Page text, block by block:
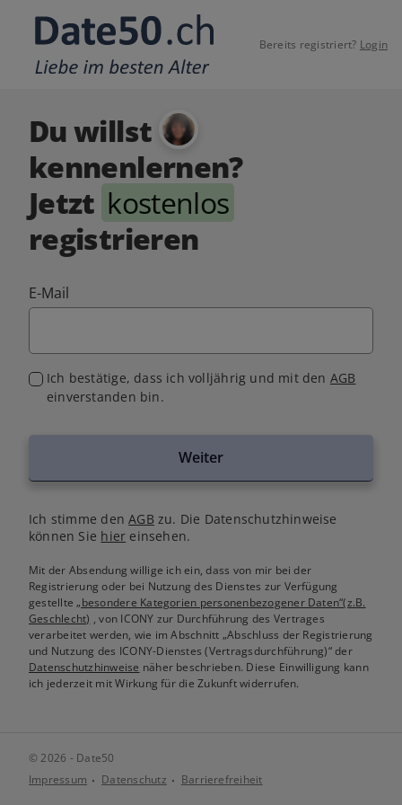
Bereits registriert? Login
Du willst
kennenlernen?
Jetzt kostenlos
registrieren
E-Mail
Ich bestätige, dass ich volljährig und mit den AGB
einverstanden bin.
Weiter
Ich stimme denAGB zu. Die Datenschutzhinweise
können Sie hier einsehen.
Mit der Absendung willige ich ein, dass von mir bei der
Registrierung oder bei Nutzung des Dienstes zur Verfügung
gestellte„besondere Kategorien personenbezogener Daten“(z.B.
Geschlecht) , von ICONY zur Durchführung des Vertrages
verarbeitet werden, wie im Abschnitt „Abschluss der Registrierung
und Nutzung des ICONY-Dienstes (Vertragsdurchführung)“ der
Datenschutzhinweise näher beschrieben. Diese Einwilligung kann
ich jederzeit mit Wirkung für die Zukunft widerrufen.
© 2026 - Date50
Impressum
Datenschutz Barrierefreiheit